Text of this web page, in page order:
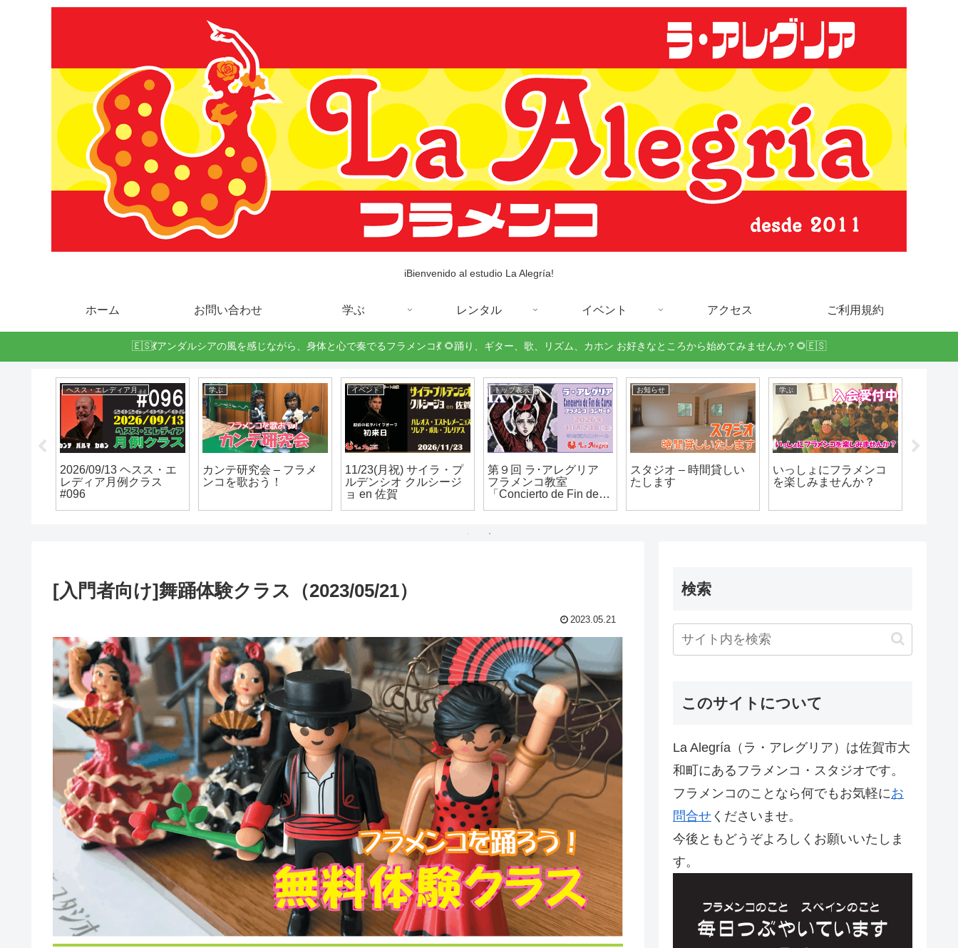
iBienvenido al estudio La Alegría!
ホーム お問い合わせ 学ぶ レンタル イベント アクセス ご利用規約
🇪🇸💃アンダルシアの風を感じながら、身体と心で奏でるフラメンコ💃 🌻踊り、ギター、歌、リズム、カホン お好きなところから始めてみませんか？🌻🇪🇸
ヘスス・エレディア月例クラス
2026/09/13 ヘスス・エ
レディア月例クラス
#096
学ぶ
カンテ研究会 – フラメ
ンコを歌おう！
イベント
11/23(月祝) サイラ・プ
ルデンシオ クルシージ
ョ en 佐賀
トップ表示
第９回 ラ･アレグリア
フラメンコ教室
「Concierto de Fin de
お知らせ
スタジオ – 時間貸しい
たします
学ぶ
いっしょにフラメンコ
を楽しみませんか？
[入門者向け]舞踊体験クラス（2023/05/21）
2023.05.21
検索
このサイトについて
La Alegría（ラ・アレグリア）は佐賀市大
和町にあるフラメンコ・スタジオです。
フラメンコのことなら何でもお気軽にお
問合せ くださいませ。
今後ともどうぞよろしくお願いいたしま
す。